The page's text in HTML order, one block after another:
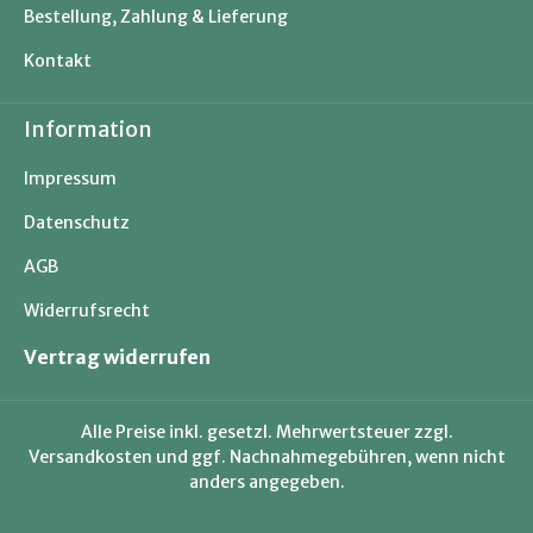
Bestellung, Zahlung & Lieferung
Kontakt
Information
Impressum
Datenschutz
AGB
Widerrufsrecht
Vertrag widerrufen
Alle Preise inkl. gesetzl. Mehrwertsteuer zzgl.
Versandkosten und ggf. Nachnahmegebühren, wenn nicht
anders angegeben.